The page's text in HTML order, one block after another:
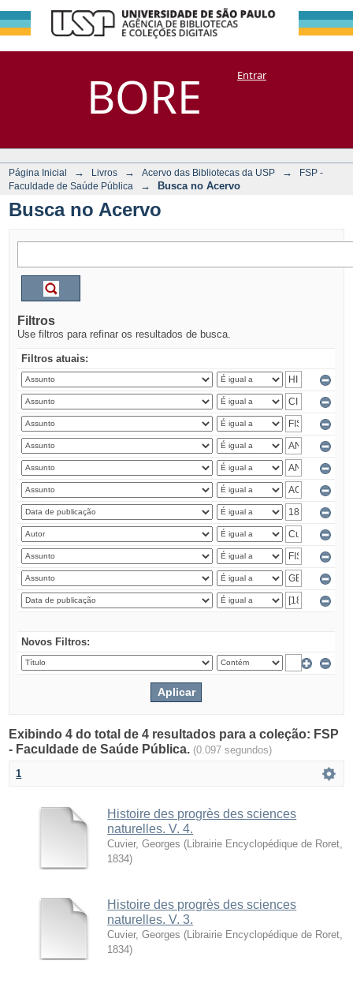
BORE
Busca no Acervo
DSpace/Manakin + CoriscoEntrar
Página Inicial → Livros → Acervo das Bibliotecas da USP →
FSP -
Faculdade de Saúde Pública
→ Busca no Acervo
Busca no Acervo
Filtros
Use filtros para refinar os resultados de busca.
Filtros atuais:
Novos Filtros:
Exibindo 4 do total de 4 resultados para a coleção: FSP
- Faculdade de Saúde Pública. (0.097 segundos)
1
Histoire des progrès des sciences
naturelles. V. 4.
Cuvier, Georges ( Librairie Encyclopédique de Roret
1834)
Histoire des progrès des sciences
naturelles. V. 3.
Cuvier, Georges ( Librairie Encyclopédique de Roret
1834)